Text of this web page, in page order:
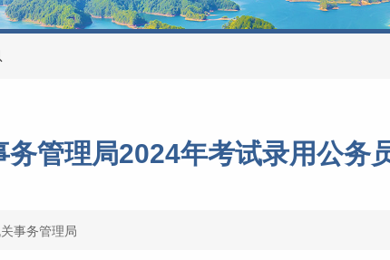
务管理局2024年考试录用公务
事务管理局